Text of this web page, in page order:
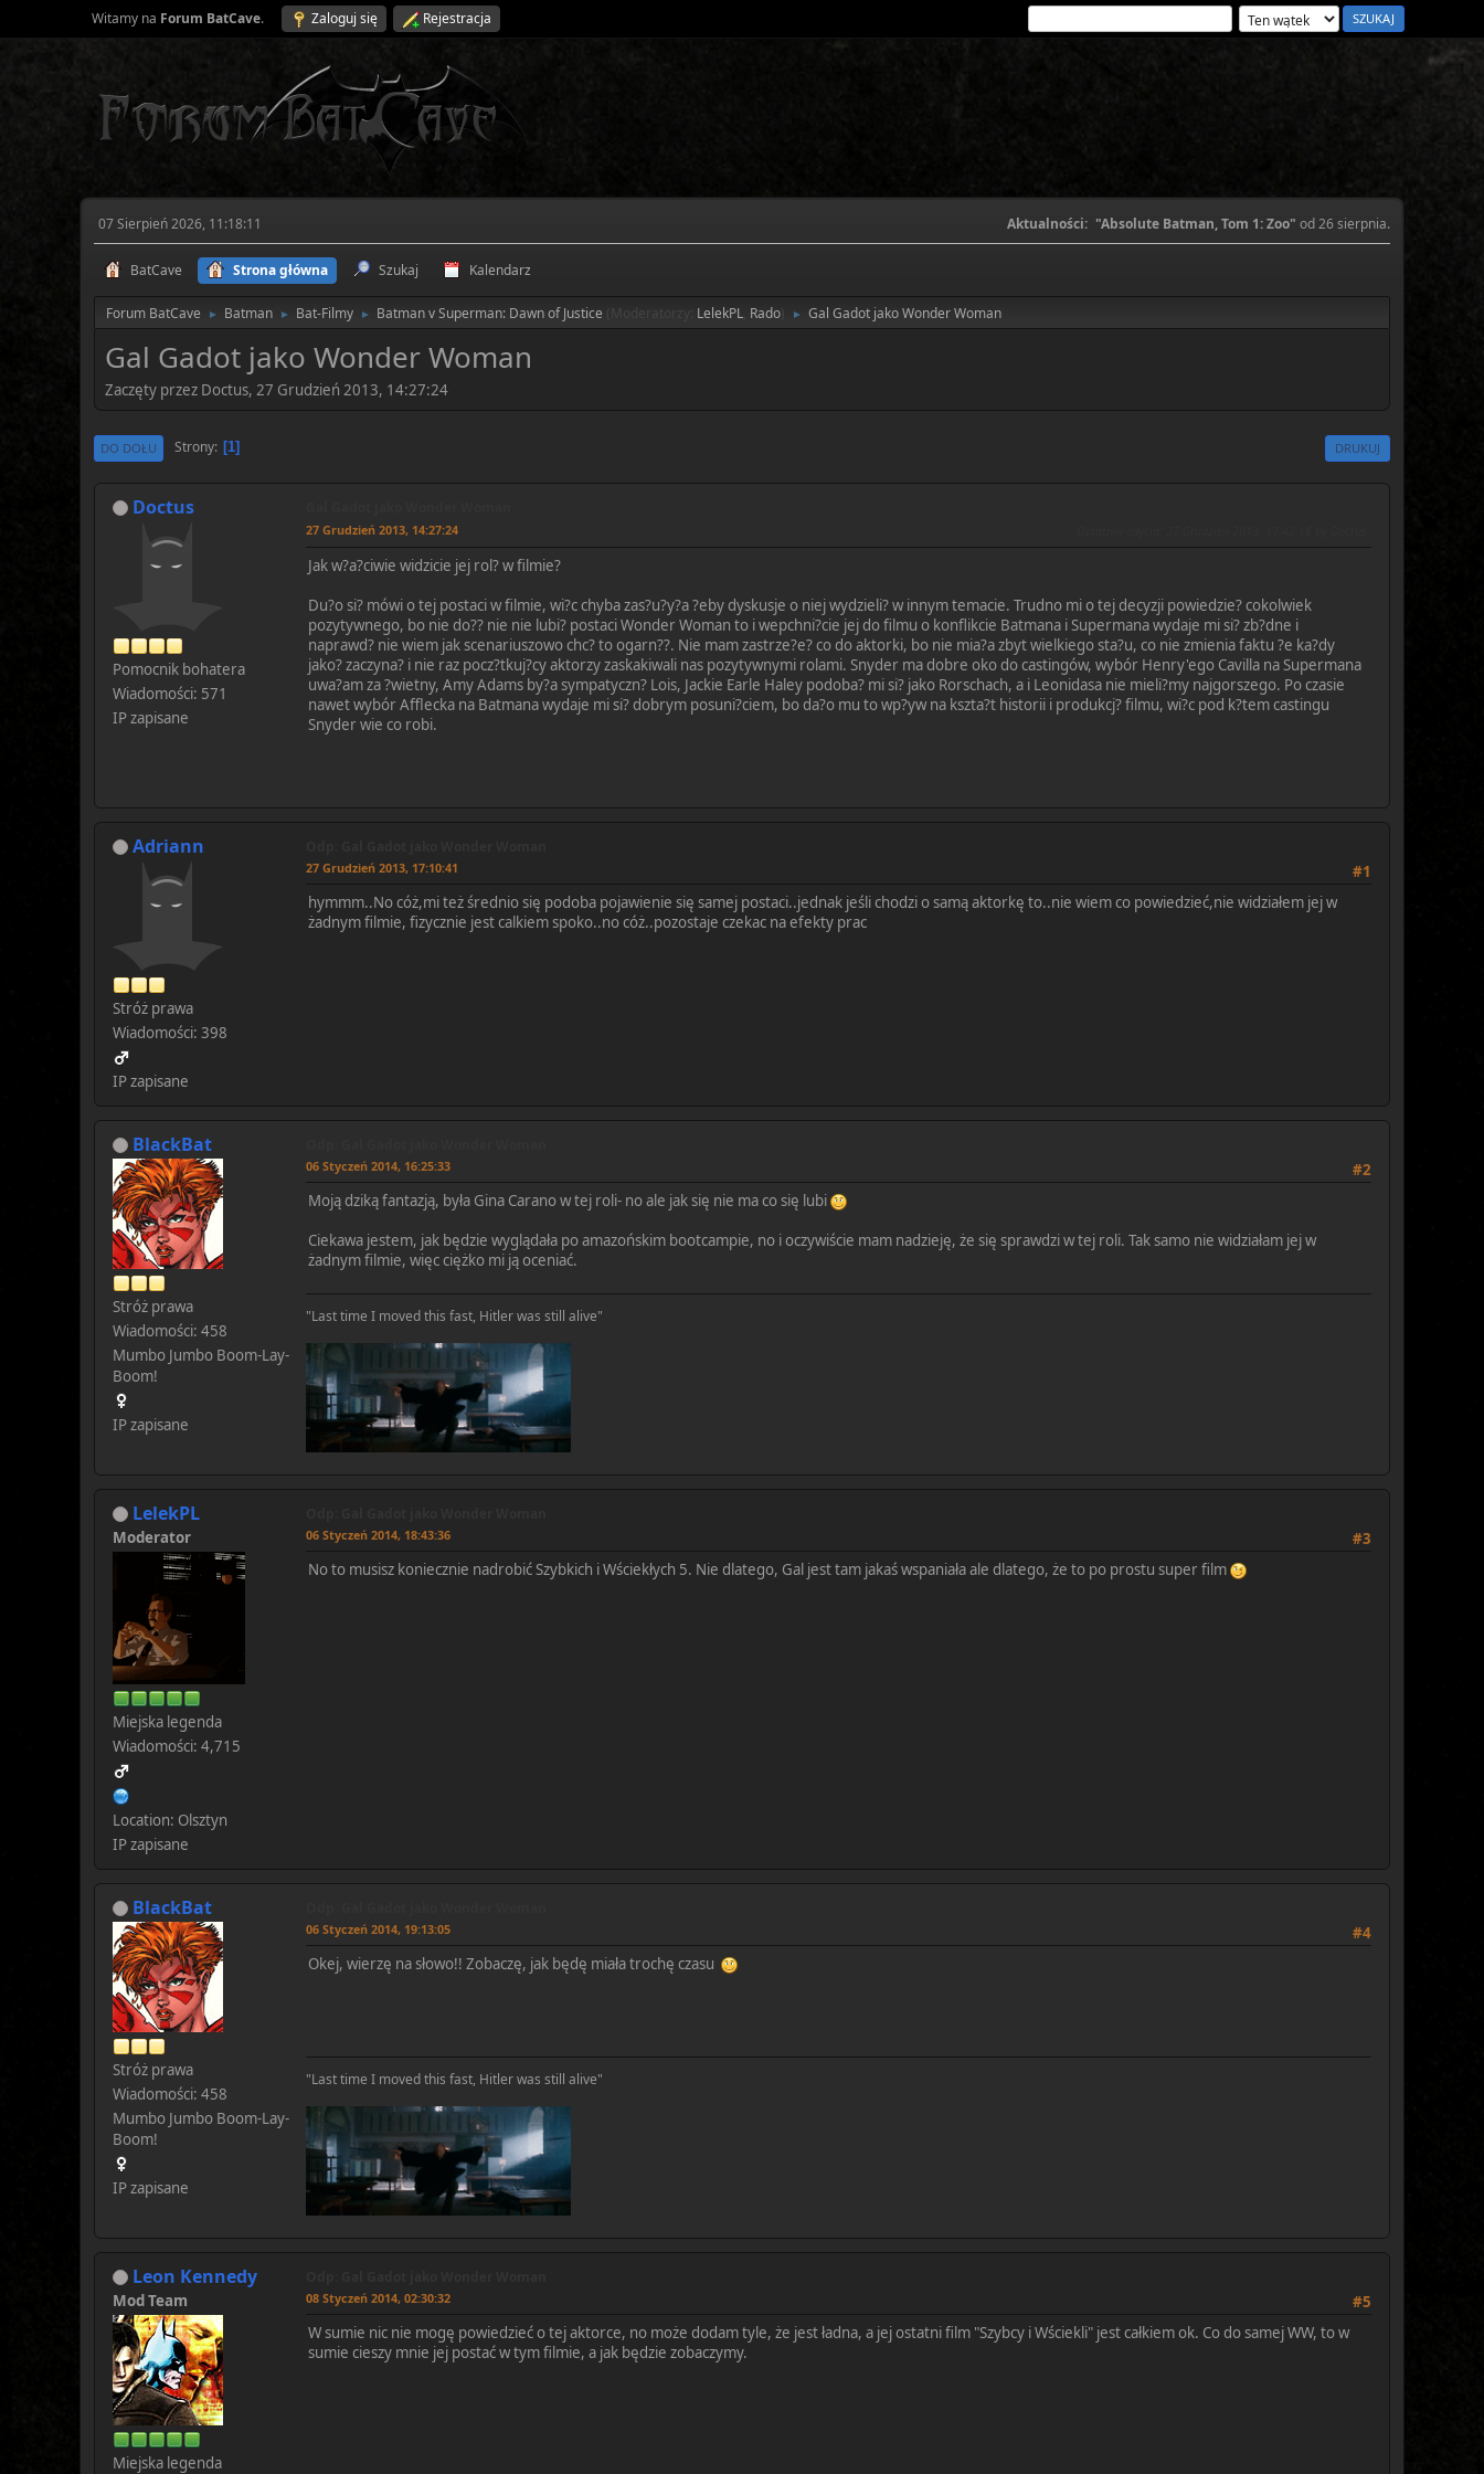
Witamy na Forum BatCave. Zaloguj się Rejestracja
07 Sierpień 2026, 11:18:11 Aktualności: "Absolute Batman, Tom 1: Zoo" od 26 sierpnia.
BatCave Strona główna Szukaj Kalendarz
Forum BatCave ► Batman ► Bat-Filmy ► Batman v Superman: Dawn of Justice (Moderatorzy: LelekPL, Rado) ► Gal Gadot jako Wonder Woman
Gal Gadot jako Wonder Woman
Zaczęty przez Doctus, 27 Grudzień 2013, 14:27:24
DRUKUJ
DO DOŁU Strony 1
Doctus
Pomocnik bohatera
Wiadomości: 571
IP zapisane
27 Grudzień 2013, 14:27:24
Jak w?a?ciwie widzicie jej rol? w filmie?
Du?o si? mówi o tej postaci w filmie, wi?c chyba zas?u?y?a ?eby dyskusje o niej wydzieli? w innym temacie. Trudno mi o tej decyzji powiedzie? cokolwiek
pozytywnego, bo nie do?? nie nie lubi? postaci Wonder Woman to i wepchni?cie jej do filmu o konflikcie Batmana i Supermana wydaje mi si? zb?dne i
naprawd? nie wiem jak scenariuszowo chc? to ogarn??. Nie mam zastrze?e? co do aktorki, bo nie mia?a zbyt wielkiego sta?u, co nie zmienia faktu ?e ka?dy
jako? zaczyna? i nie raz pocz?tkuj?cy aktorzy zaskakiwali nas pozytywnymi rolami. Snyder ma dobre oko do castingów, wybór Henry'ego Cavilla na Supermana
uwa?am za ?wietny, Amy Adams by?a sympatyczn? Lois, Jackie Earle Haley podoba? mi si? jako Rorschach, a i Leonidasa nie mieli?my najgorszego. Po czasie
nawet wybór Afflecka na Batmana wydaje mi si? dobrym posuni?ciem, bo da?o mu to wp?yw na kszta?t historii i produkcj? filmu, wi?c pod k?tem castingu
Snyder wie co robi.
Adriann
Stróż prawa
Wiadomości: 398
IP zapisane
#1
27 Grudzień 2013, 17:10:41
hymmm..No cóż,mi też średnio się podoba pojawienie się samej postaci..jednak jeśli chodzi o samą aktorkę to..nie wiem co powiedzieć,nie widziałem jej w
żadnym filmie, fizycznie jest calkiem spoko..no cóż..pozostaje czekac na efekty prac
BlackBat
Stróż prawa
Wiadomości: 458
Mumbo Jumbo Boom-Lay-
Boom!
IP zapisane
#2
06 Styczeń 2014, 16:25:33
Moją dziką fantazją, była Gina Carano w tej roli- no ale jak się nie ma co się lubi
Ciekawa jestem, jak będzie wyglądała po amazońskim bootcampie, no i oczywiście mam nadzieję, że się sprawdzi w tej roli. Tak samo nie widziałam jej w
żadnym filmie, więc ciężko mi ją oceniać.
"Last time I moved this fast, Hitler was still alive"
LelekPL
Moderator
Miejska legenda
Wiadomości: 4,715
Location: Olsztyn
IP zapisane
#3
06 Styczeń 2014, 18:43:36
No to musisz koniecznie nadrobić Szybkich i Wściekłych 5. Nie dlatego, Gal jest tam jakaś wspaniała ale dlatego, że to po prostu super film
BlackBat
Stróż prawa
Wiadomości: 458
Mumbo Jumbo Boom-Lay-
Boom!
IP zapisane
#4
06 Styczeń 2014, 19:13:05
Okej, wierzę na słowo!! Zobaczę, jak będę miała trochę czasu
"Last time I moved this fast, Hitler was still alive"
Leon Kennedy
Mod Team
Miejska legenda
#5
08 Styczeń 2014, 02:30:32
W sumie nic nie mogę powiedzieć o tej aktorce, no może dodam tyle, że jest ładna, a jej ostatni film "Szybcy i Wściekli" jest całkiem ok. Co do samej WW, to w
sumie cieszy mnie jej postać w tym filmie, a jak będzie zobaczymy.